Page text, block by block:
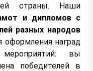
страны. Наши
и дипломов с
разных народов
оформления наград
мероприятий: вы
победителей в